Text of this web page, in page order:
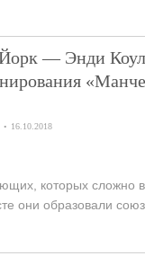
— Энди
16.10.2018
которых сложно
они образовали